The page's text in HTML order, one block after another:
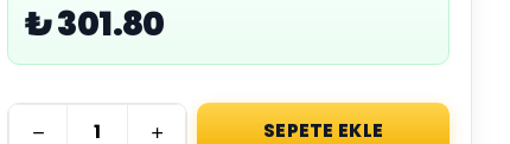
₺ 301.80
SEPETE EKLE